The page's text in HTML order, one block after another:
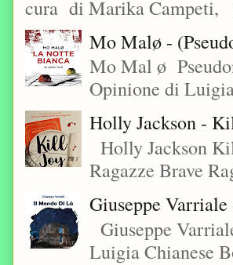
cura di Marika Campeti,
Mo Malø -
Mo Mal ø
Opinione di
Holly Jackson -
Holly Jackson
Ragazze Brave
Giuseppe
Giuseppe
Luigia Chianese